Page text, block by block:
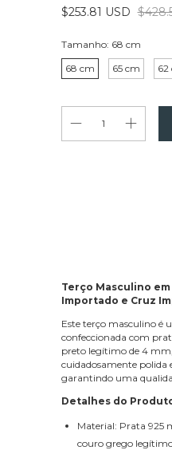
$253.81 USD
Tamanho: 68 cm
68 cm
65 cm 62
Terço Masculino
Importado e Cruz
Este terço masculino é
confeccionada com
preto legítimo de 4
cuidadosamente polida
garantindo uma
Detalhes do
Material: Prata 925
couro grego